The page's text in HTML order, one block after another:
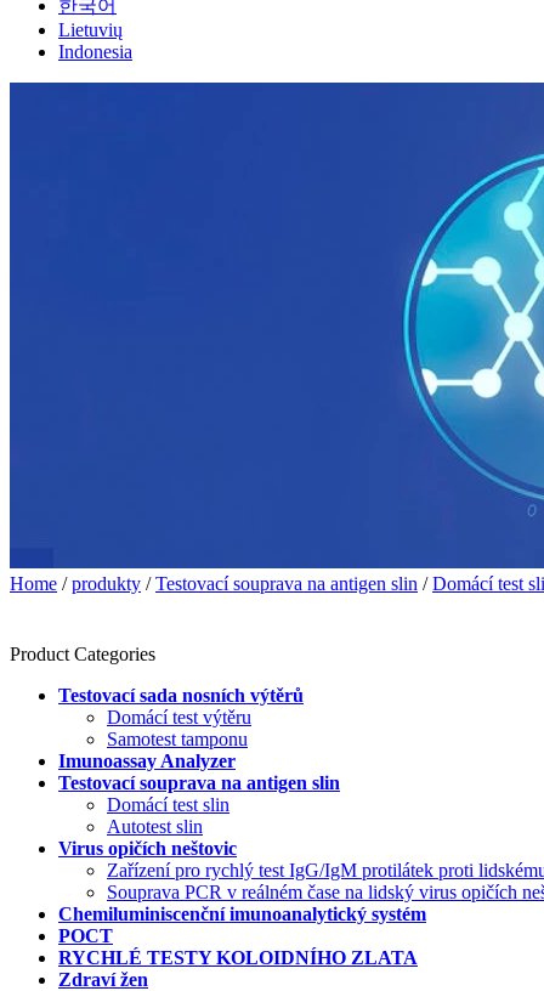
한국어
Lietuvių
Indonesia
Home /produkty /Testovací souprava na antigen slin /Domácí test
Product Categories
Testovací sada nosních výtěrů
Domácí test výtěru
Samotest tamponu
Imunoassay Analyzer
Testovací souprava na antigen slin
Domácí test slin
Autotest slin
Virus opičích neštovic
Zařízení pro rychlý test IgG/IgM protilátek proti
Souprava PCR v reálném čase na lidský virus opičích
Chemiluminiscenční imunoanalytický systém
POCT
RYCHLÉ TESTY KOLOIDNÍHO ZLATA
Zdraví žen